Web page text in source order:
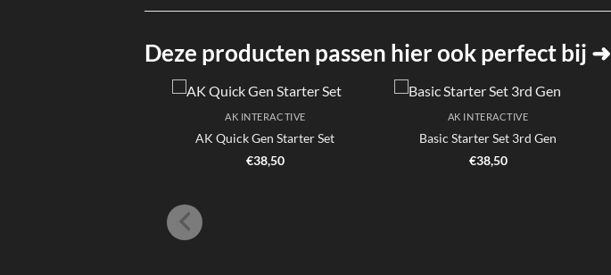
Deze producten passen hier ook perfect bij ➜
AK INTERACTIVE
AK Quick Gen Starter Set
€38,50
AK INTERACTIVE
Basic Starter Set 3rd Gen
€38,50